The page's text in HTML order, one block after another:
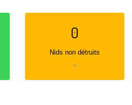
0
Nids non détruits
=